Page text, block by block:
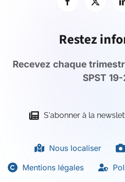
Restez
Recevez chaque
SPST
S'abonner à la
Nous localiser
Mentions légales